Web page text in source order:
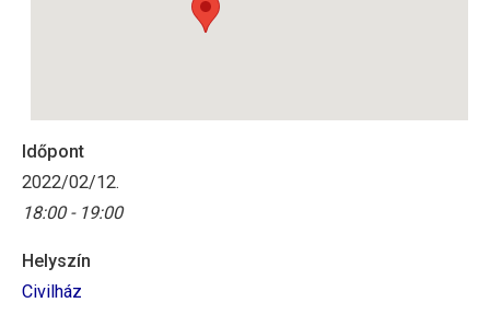
Időpont
2022/02/12.
18:00 - 19:00
Helyszín
Civilház